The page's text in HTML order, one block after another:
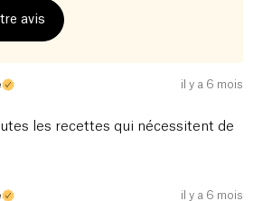
avis
il y a 6 mois
les recettes qui nécessitent de
il y a 6 mois